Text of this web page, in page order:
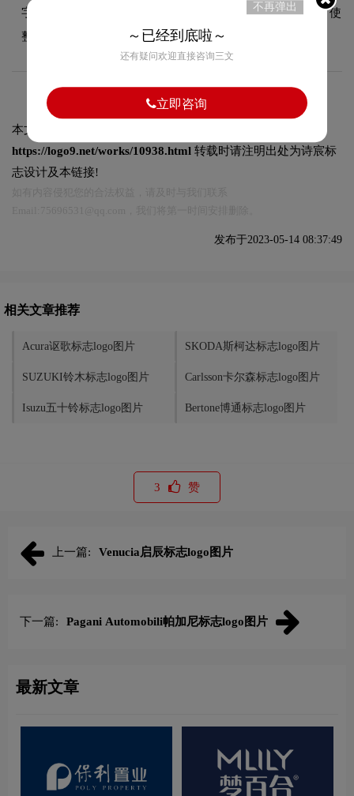
字标设计风格。字体的结构、粗细及间距都经过精心考量，使
整体标志在不同尺寸和场景下均能保持一致的品牌调性。
本文标题和链接
https://logo9.net/works/10938.html 转载时请注明出处为诗宸标
志设计及本链接!
发布于2023-05-14 08:37:49
相关文章推荐
Acura讴歌标志logo图片 SKODA斯柯达标志logo图片
SUZUKI铃木标志logo图片 Carlsson卡尔森标志logo图片
Isuzu五十铃标志logo图片 Bertone博通标志logo图片
3 赞
上一篇: Venucia启辰标志logo图片
下一篇: Pagani Automobili帕加尼标志logo图片
最新文章
不再弹出
～已经到底啦～
还有疑问欢迎直接咨询三文
立即咨询